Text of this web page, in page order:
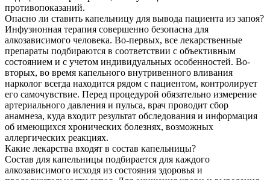
противопоказаний.
Опасно ли ставить капельницу для вывода пациента из запоя?
Инфузионная терапия совершенно безопасна для
алкозависимого человека. Во-первых, все лекарственные
препараты подбираются в соответствии с объективным
состоянием и с учетом индивидуальных особенностей. Во-
вторых, во время капельного внутривенного вливания
нарколог всегда находится рядом с пациентом, контролирует
его самочувствие. Перед процедурой обязательно измерение
артериального давления и пульса, врач проводит сбор
анамнеза, куда входит результат обследования и информация
об имеющихся хронических болезнях, возможных
аллергических реакциях.
Какие лекарства входят в состав капельницы?
Состав для капельницы подбирается для каждого
алкозависимого исходя из состояния здоровья и